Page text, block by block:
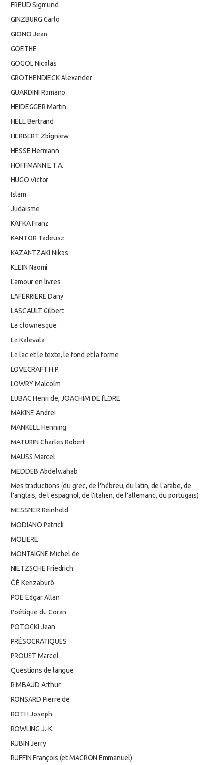
FREUD Sigmund
GINZBURG Carlo
GIONO Jean
GOETHE
GOGOL Nicolas
GROTHENDIECK Alexander
GUARDINI Romano
HEIDEGGER Martin
HELL Bertrand
HERBERT Zbigniew
HESSE Hermann
HOFFMANN E.T.A.
HUGO Victor
Islam
Judaïsme
KAFKA Franz
KANTOR Tadeusz
KAZANTZAKI Nikos
KLEIN Naomi
L'amour en livres
LAFERRIERE Dany
LASCAULT Gilbert
Le clownesque
Le Kalevala
Le lac et le texte, le fond et la forme
LOVECRAFT H.P.
LOWRY Malcolm
LUBAC Henri de, JOACHIM DE fLORE
MAKINE Andreï
MANKELL Henning
MATURIN Charles Robert
MAUSS Marcel
MEDDEB Abdelwahab
Mes traductions (du grec, de l'hébreu, du latin, de l'arabe, de
l'anglais, de l'espagnol, de l'italien, de l'allemand, du portugais)
MESSNER Reinhold
MODIANO Patrick
MOLIERE
MONTAIGNE Michel de
NIETZSCHE Friedrich
ÔÉ Kenzaburô
POE Edgar Allan
Poétique du Coran
POTOCKI Jean
PRÉSOCRATIQUES
PROUST Marcel
Questions de langue
RIMBAUD Arthur
RONSARD Pierre de
ROTH Joseph
ROWLING J.-K.
RUBIN Jerry
RUFFIN François (et MACRON Emmanuel)